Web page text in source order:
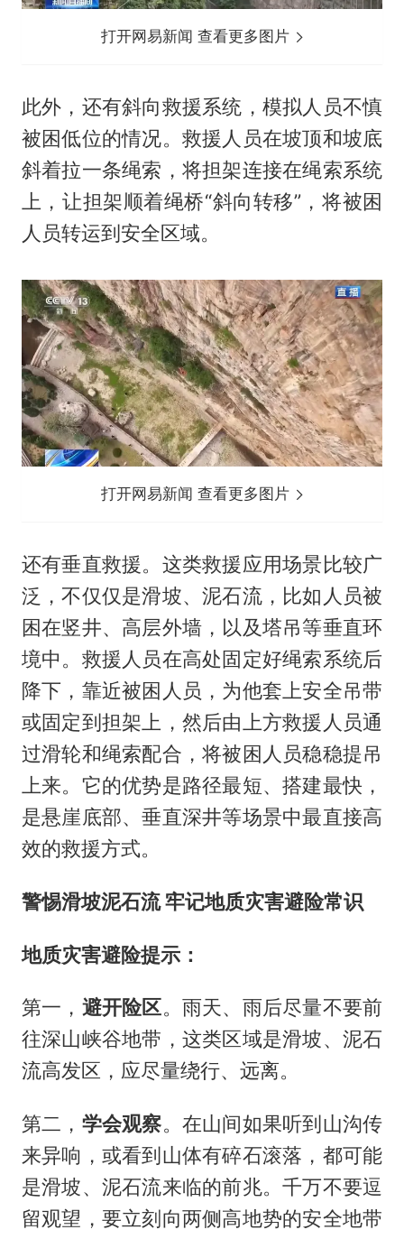
打开网易新闻 查看更多图片
此外，还有斜向救援系统，模拟人员不慎
被困低位的情况。救援人员在坡顶和坡底
斜着拉一条绳索，将担架连接在绳索系统
上，让担架顺着绳桥“斜向转移”，将被困
人员转运到安全区域。
打开网易新闻 查看更多图片
还有垂直救援。这类救援应用场景比较广
泛，不仅仅是滑坡、泥石流，比如人员被
困在竖井、高层外墙，以及塔吊等垂直环
境中。救援人员在高处固定好绳索系统后
降下，靠近被困人员，为他套上安全吊带
或固定到担架上，然后由上方救援人员通
过滑轮和绳索配合，将被困人员稳稳提吊
上来。它的优势是路径最短、搭建最快，
是悬崖底部、垂直深井等场景中最直接高
效的救援方式。
警惕滑坡泥石流 牢记地质灾害避险常识
地质灾害避险提示：
第一， 避开险区。雨天、雨后尽量不要前
往深山峡谷地带，这类区域是滑坡、泥石
流高发区，应尽量绕行、远离。
第二， 学会观察。在山间如果听到山沟传
来异响，或看到山体有碎石滚落，都可能
是滑坡、泥石流来临的前兆。千万不要逗
留观望，要立刻向两侧高地势的安全地带